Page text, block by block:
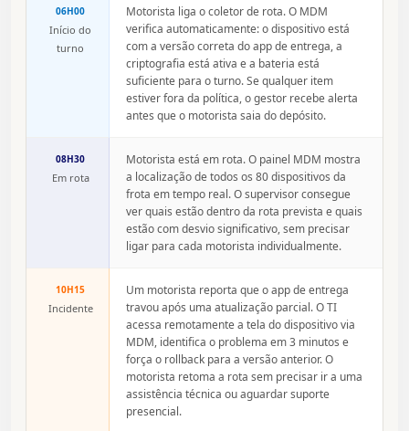
06H00
Início do
turno
Motorista liga o coletor de rota. O MDM
verifica automaticamente: o dispositivo está
com a versão correta do app de entrega, a
criptografia está ativa e a bateria está
suficiente para o turno. Se qualquer item
estiver fora da política, o gestor recebe alerta
antes que o motorista saia do depósito.
08H30
Em rota
Motorista está em rota. O painel MDM mostra
a localização de todos os 80 dispositivos da
frota em tempo real. O supervisor consegue
ver quais estão dentro da rota prevista e quais
estão com desvio significativo, sem precisar
ligar para cada motorista individualmente.
10H15
Incidente
Um motorista reporta que o app de entrega
travou após uma atualização parcial. O TI
acessa remotamente a tela do dispositivo via
MDM, identifica o problema em 3 minutos e
força o rollback para a versão anterior. O
motorista retoma a rota sem precisar ir a uma
assistência técnica ou aguardar suporte
presencial.